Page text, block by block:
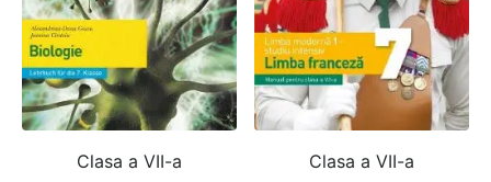
Clasa a VII-a
Clasa a VII-a